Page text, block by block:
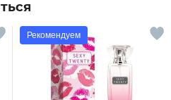
Рекомендуем